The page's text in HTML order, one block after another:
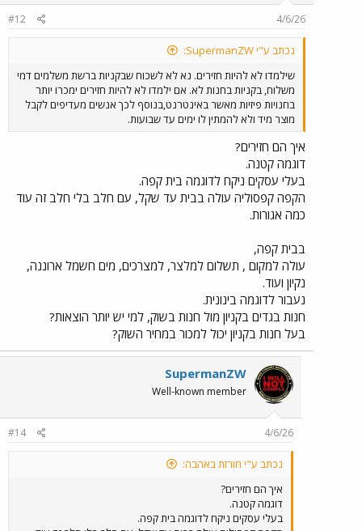
4/6/26
#12
נכתב ע"י SupermanZW:
שילמדו לא להיות חזירים. נא לא לשכוח שבקניות ברשת משלמים דמי
משלוח, בקניות בחנות לא. אם ילמדו לא להיות חזירים ימכרו יותר
בחנויות פיזיות מאשר באינטרנט,בנוסף לכך אנשים מעדיפים לקבל
מוצר מיד ולא להמתין לו ימים עד שבועות.
איך הם חזירים?
דוגמה קטנה.
בעלי עסקים ניקח לדוגמה בית קפה.
הקפה קפסוליה עולה בבית עד שקל, עם חלב בלי חלב זה עוד
כמה אגורות.
בבית קפה,
עולה למקום , תשלום למלצר, למצרכים, מים חשמל ארוננה,
נקיון ועוד.
נעבור לדוגמה בינונית.
חנות בגדים בקניון מול חנות בשוק, למי יש יותר הוצאות?
בעל חנות בקניון יכול למכור במחיר השוק?
SupermanZW
Well-known member
4/6/26
#14
נכתב ע"י חורזת באהבה:
איך הם חזירים?
דוגמה קטנה.
בעלי עסקים ניקח לדוגמה בית קפה.